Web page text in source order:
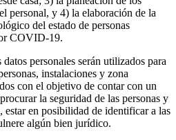
personal, y 4) la elaboración de la
del estado de personas
COVID-19.
personales serán utilizados para
instalaciones y zona
con el objetivo de contar con un
la seguridad de las personas y
estar en posibilidad de identificar a las
algún bien jurídico.